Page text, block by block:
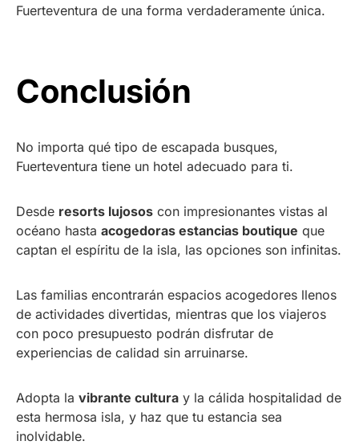
Fuerteventura de una forma verdaderamente única.
Conclusión
No importa qué tipo de escapada busques,
Fuerteventura tiene un hotel adecuado para ti.
Desde resorts lujosos con impresionantes vistas al
océano hasta acogedoras estancias boutique que
captan el espíritu de la isla, las opciones son infinitas.
Las familias encontrarán espacios acogedores llenos
de actividades divertidas, mientras que los viajeros
con poco presupuesto podrán disfrutar de
experiencias de calidad sin arruinarse.
Adopta la vibrante cultura y la cálida hospitalidad de
esta hermosa isla, y haz que tu estancia sea
inolvidable.